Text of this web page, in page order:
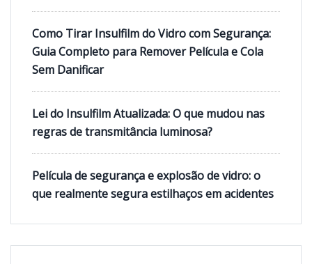
Como Tirar Insulfilm do Vidro com Segurança:
Guia Completo para Remover Película e Cola
Sem Danificar
Lei do Insulfilm Atualizada: O que mudou nas
regras de transmitância luminosa?
Película de segurança e explosão de vidro: o
que realmente segura estilhaços em acidentes